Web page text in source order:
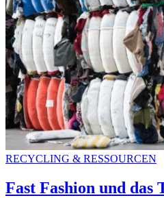
RECYCLING & RESSOURCEN
Fast Fashion und das